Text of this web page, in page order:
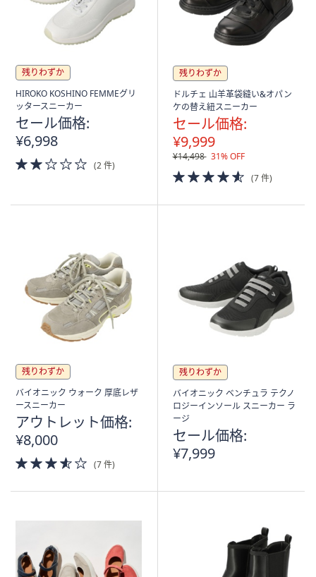
残りわずか
HIROKO KOSHINO FEMMEグリ
ッタースニーカー
セール価格:
¥6,998
2.0
of
(2 件)
残りわずか
ドルチェ 山羊革袋縫い&オパン
ケの替え紐スニーカー
セール価格:
¥9,999
¥14,498 31% OFF
4.5
of
(7 件)
残りわずか
バイオニック ウォーク 厚底レザ
ースニーカー
アウトレット価格:
¥8,000
3.5
of
(7 件)
残りわずか
バイオニック ベンチュラ テクノ
ロジーインソール スニーカー ラ
ージ
セール価格:
¥7,999